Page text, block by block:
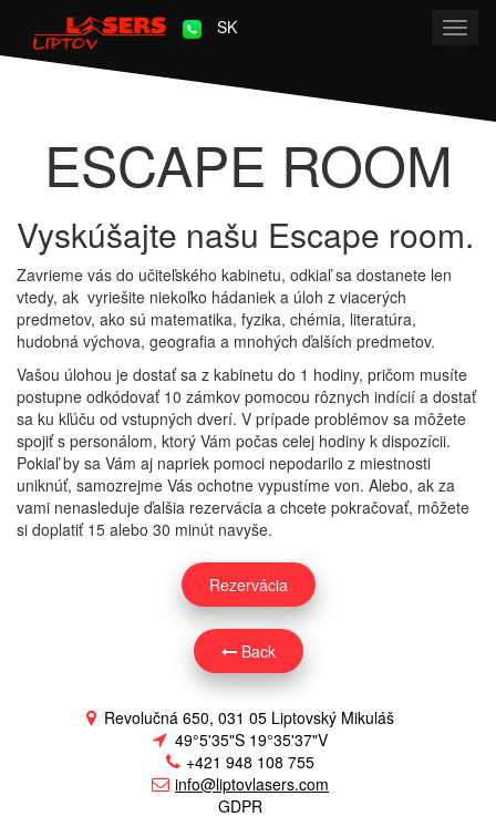
SK
ESCAPE ROOM
Vyskúšajte našu Escape room.
Zavrieme vás do učiteľského kabinetu, odkiaľ sa dostanete len
vtedy, ak vyriešite niekoľko hádaniek a úloh z viacerých
predmetov, ako sú matematika, fyzika, chémia, literatúra,
hudobná výchova, geografia a mnohých ďalších predmetov.
Vašou úlohou je dostať sa z kabinetu do 1 hodiny, pričom musíte
postupne odkódovať 10 zámkov pomocou rôznych indícií a dostať
sa ku kľúču od vstupných dverí. V prípade problémov sa môžete
spojiť s personálom, ktorý Vám počas celej hodiny k dispozícii.
Pokiaľ by sa Vám aj napriek pomoci nepodarilo z miestnosti
uniknúť, samozrejme Vás ochotne vypustíme von. Alebo, ak za
vami nenasleduje ďalšia rezervácia a chcete pokračovať, môžete
si doplatiť 15 alebo 30 minút navyše.
Rezervácia
Back
Revolučná 650, 031 05 Liptovský Mikuláš
49°5'35"S 19°35'37"V
+421 948 108 755
info@liptovlasers.com
GDPR